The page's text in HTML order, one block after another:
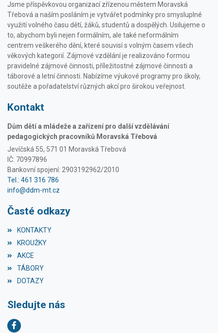
Jsme příspěvkovou organizací zřízenou městem Moravská
Třebová a naším posláním je vytvářet podmínky pro smysluplné
využití volného času dětí, žáků, studentů a dospělých. Usilujeme o
to, abychom byli nejen formálním, ale také neformálním
centrem veškerého dění, které souvisí s volným časem všech
věkových kategorií. Zájmové vzdělání je realizováno formou
pravidelné zájmové činnosti, příležitostné zájmové činnosti a
táborové a letní činnosti. Nabízíme výukové programy pro školy,
soutěže a pořadatelství různých akcí pro širokou veřejnost.
Kontakt
Dům dětí a mládeže a zařízení pro další vzdělávání
pedagogických pracovníků Moravská Třebová
Jevíčská 55, 571 01 Moravská Třebová
IČ: 70997896
Bankovní spojení: 2903192962/2010
Tel.: 461 316 786
info@ddm-mt.cz
Časté odkazy
KONTAKTY
KROUŽKY
AKCE
TÁBORY
DOTAZY
Sledujte nás